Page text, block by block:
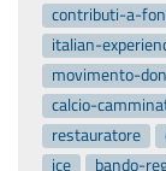
contributi-a-
italian-
movimento-
calcio-
restauratore
ice
bando-